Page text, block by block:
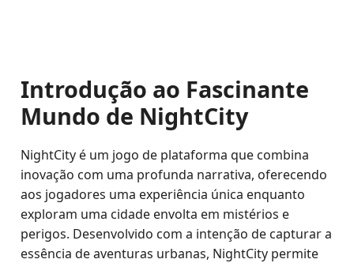
Introdução ao Fascinante
Mundo de NightCity
NightCity é um jogo de plataforma que combina
inovação com uma profunda narrativa, oferecendo
aos jogadores uma experiência única enquanto
exploram uma cidade envolta em mistérios e
perigos. Desenvolvido com a intenção de capturar a
essência de aventuras urbanas, NightCity permite